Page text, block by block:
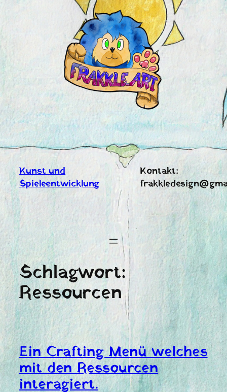
Kunst und
Spieleentwicklung
Kontakt:
Schlagwort:
Ressourcen
Ein Crafting Menü welches
mit den Ressourcen
interagiert.